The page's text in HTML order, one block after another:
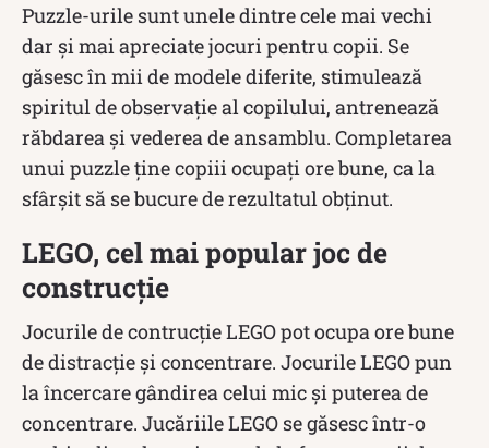
Puzzle-urile sunt unele dintre cele mai vechi
dar şi mai apreciate jocuri pentru copii. Se
găsesc în mii de modele diferite, stimulează
spiritul de observaţie al copilului, antrenează
răbdarea şi vederea de ansamblu. Completarea
unui puzzle ţine copiii ocupaţi ore bune, ca la
sfârşit să se bucure de rezultatul obţinut.
LEGO, cel mai popular joc de
construcţie
Jocurile de contrucţie LEGO pot ocupa ore bune
de distracţie şi concentrare. Jocurile LEGO pun
la încercare gândirea celui mic şi puterea de
concentrare. Jucăriile LEGO se găsesc într-o